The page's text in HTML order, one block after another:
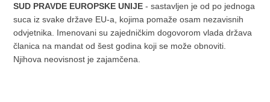
SUD PRAVDE EUROPSKE UNIJE - sastavljen je od po jednoga
suca iz svake države EU-a, kojima pomaže osam nezavisnih
odvjetnika. Imenovani su zajedničkim dogovorom vlada država
članica na mandat od šest godina koji se može obnoviti.
Njihova neovisnost je zajamčena.